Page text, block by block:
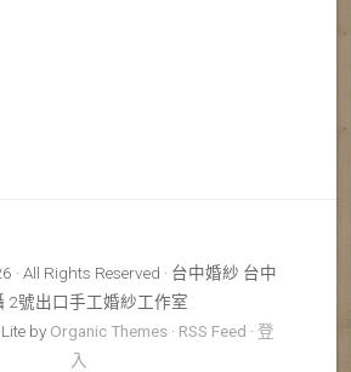
· All Rights Reserved · 台中婚紗 台中
2號出口手工婚紗工作室
by Organic Themes· RSS Feed · 登
入